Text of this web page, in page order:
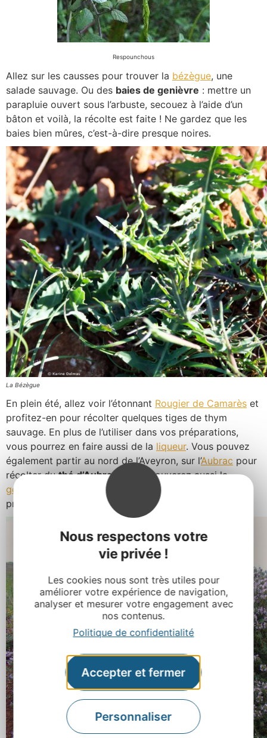
Nous respectons votre
vie privée !
Les cookies nous sont très utiles pour
améliorer votre expérience de navigation,
analyser et mesurer votre engagement avec
nos contenus.
Politique de confidentialité
Accepter et fermer
Personnaliser
Respounchous
Allez sur les causses pour trouver la bézègue, une
salade sauvage. Ou des baies de genièvre : mettre un
parapluie ouvert sous l’arbuste, secouez à l’aide d’un
bâton et voilà, la récolte est faite ! Ne gardez que les
baies bien mûres, c’est-à-dire presque noires.
La Bézègue
En plein été, allez voir l’étonnant Rougier de Camarès et
profitez-en pour récolter quelques tiges de thym
sauvage. En plus de l’utiliser dans vos préparations,
vous pourrez en faire aussi de la liqueur. Vous pouvez
également partir au nord de l’Aveyron, sur l’Aubrac pour
récolter duthé d’Aubrac
. Vous trouverez aussi la
gentiane jaune
, mais attention, c’est une espèce
protégée, donc laissez-là plutôt aux experts.